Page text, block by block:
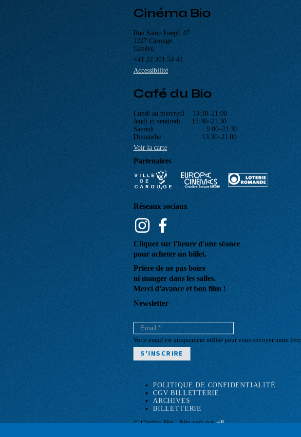
Cinéma Bio
Rue Saint-Joseph 47
1227 Carouge
Genève
Accessibilité
Café du Bio
Lundi au mercredi 13:30–21:00
Jeudi et vendredi 13:30–21:30
Samedi 9:00–21:30
Dimanche 13:30–21:00
Voir la carte
Partenaires
Réseaux sociaux
Cliquez sur l'heure d'une séance
pour acheter un billet.
Prière de ne pas boire
ni manger dans les salles.
Newsletter
Votre email est uniquement utilisé pour vous envoyer notre
Pied
POLITIQUE DE CONFIDENTIALITÉ
ARCHIVES